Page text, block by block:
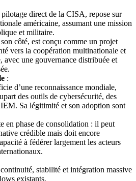
pilotage direct de la CISA, repose sur
américaine, assumant une mission
et militaire.
son côté, est conçu comme un projet
vers la coopération multinationale et
avec une gouvernance distribuée et
:
d’une reconnaissance mondiale,
des outils de cybersécurité, des
Sa légitimité et son adoption sont
en phase de consolidation : il peut
crédible mais doit encore
à fédérer largement les acteurs
stabilité et intégration massive
existants.